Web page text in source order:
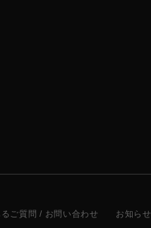
ご質問 / お問い合わせ お知らせ